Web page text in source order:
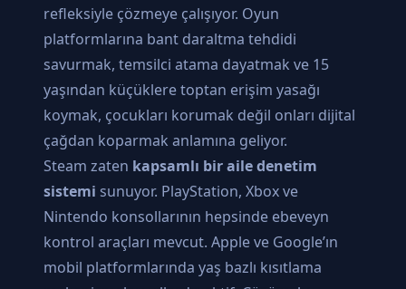
refleksiyle çözmeye çalışıyor. Oyun
platformlarına bant daraltma tehdidi
savurmak, temsilci atama dayatmak ve 15
yaşından küçüklere toptan erişim yasağı
koymak, çocukları korumak değil onları dijital
çağdan koparmak anlamına geliyor.
Steam zaten kapsamlı bir aile denetim
sistemi sunuyor. PlayStation, Xbox ve
Nintendo konsollarının hepsinde ebeveyn
kontrol araçları mevcut. Apple ve Google’ın
mobil platformlarında yaş bazlı kısıtlama